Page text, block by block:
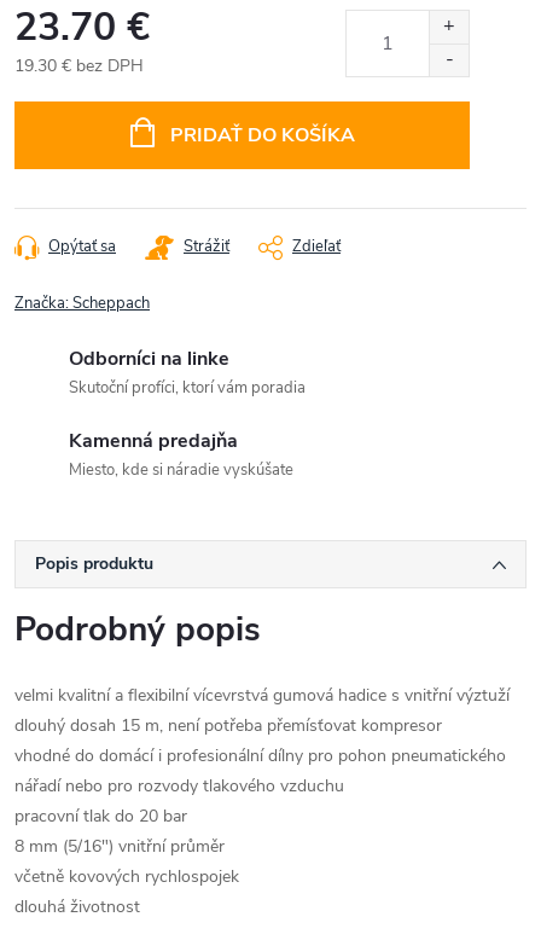
23.70 €
19.30 € bez DPH
PRIDAŤ DO KOŠÍKA
Opýtať sa Strážiť Zdieľať
Značka:Scheppach
Odborníci na linke
Skutoční profíci, ktorí vám poradia
Kamenná predajňa
Miesto, kde si náradie vyskúšate
Popis produktu
Podrobný popis
velmi kvalitní a flexibilní vícevrstvá gumová hadice s vnitřní výztuží
dlouhý dosah 15 m, není potřeba přemísťovat kompresor
vhodné do domácí i profesionální dílny pro pohon pneumatického
nářadí nebo pro rozvody tlakového vzduchu
pracovní tlak do 20 bar
8 mm (5/16") vnitřní průměr
včetně kovových rychlospojek
dlouhá životnost